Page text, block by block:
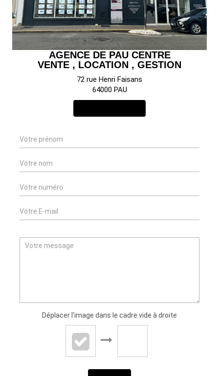
AGENCE DE PAU CENTRE
VENTE , LOCATION , GESTION
72 rue Henri Faisans
64000 PAU
Déplacer l'image dans le cadre vide à droite